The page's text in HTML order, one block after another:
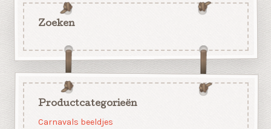
Zoeken
Productcategorieën
Carnavals beeldjes